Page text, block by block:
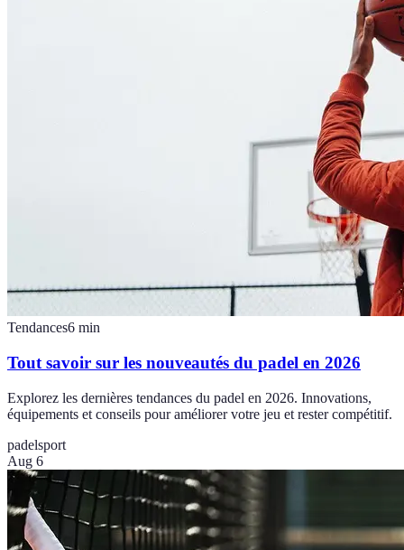
Tendances6 min
Tout savoir sur les nouveautés du padel en 2026
Explorez les dernières tendances du padel en 2026. Innovations,
équipements et conseils pour améliorer votre jeu et rester compétitif.
padelsport
Aug 6